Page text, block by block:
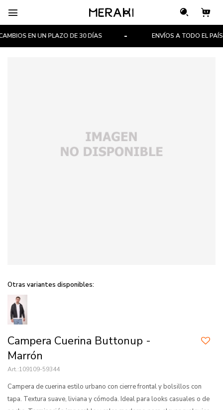

EN UN PLAZO DE 30 DÍAS ENVÍOS A TODO EL PAÍS
Campera Cuerina Buttonup -
Marrón
109109-59344
Campera de cuerina estilo urbano con cierre frontal y bolsillos con
tapa. Textura suave, liviana y cómoda. Ideal para looks casuales o de
Otras variantes disponibles: